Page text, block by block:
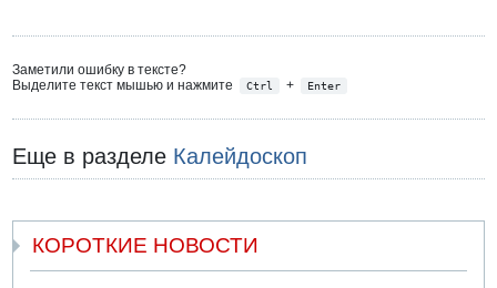
Заметили ошибку в тексте?
Выделите текст мышью и нажмите
Ctrl + Enter
Еще в разделе Калейдоскоп
КОРОТКИЕ НОВОСТИ